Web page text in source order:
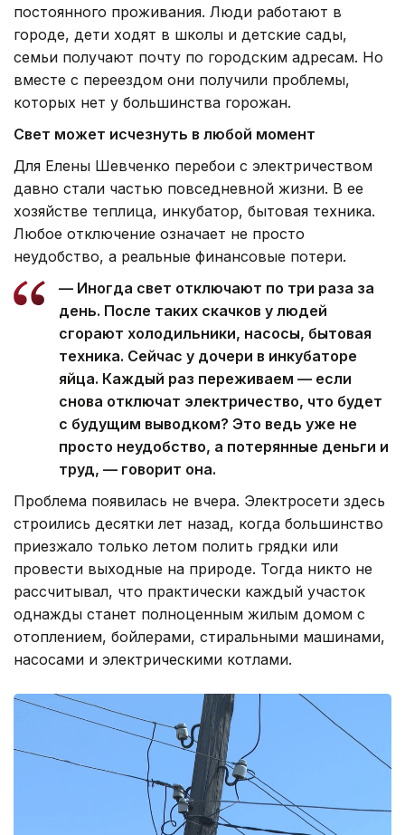
постоянного проживания. Люди работают в
городе, дети ходят в школы и детские сады,
семьи получают почту по городским адресам. Но
вместе с переездом они получили проблемы,
которых нет у большинства горожан.
Свет может исчезнуть в любой момент
Для Елены Шевченко перебои с электричеством
давно стали частью повседневной жизни. В ее
хозяйстве теплица, инкубатор, бытовая техника.
Любое отключение означает не просто
неудобство, а реальные финансовые потери.
— Иногда свет отключают по три раза за
день. После таких скачков у людей
сгорают холодильники, насосы, бытовая
техника. Сейчас у дочери в инкубаторе
яйца. Каждый раз переживаем — если
снова отключат электричество, что будет
с будущим выводком? Это ведь уже не
просто неудобство, а потерянные деньги и
труд, — говорит она.
Проблема появилась не вчера. Электросети здесь
строились десятки лет назад, когда большинство
приезжало только летом полить грядки или
провести выходные на природе. Тогда никто не
рассчитывал, что практически каждый участок
однажды станет полноценным жилым домом с
отоплением, бойлерами, стиральными машинами,
насосами и электрическими котлами.